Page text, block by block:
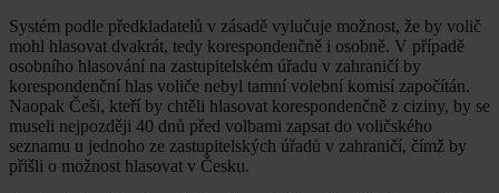
Systém podle předkladatelů v zásadě vylučuje možnost, že by volič
mohl hlasovat dvakrát, tedy korespondenčně i osobně. V případě
osobního hlasování na zastupitelském úřadu v zahraničí by
korespondenční hlas voliče nebyl tamní volební komisí započítán.
Naopak Češi, kteří by chtěli hlasovat korespondenčně z ciziny, by se
museli nejpozději 40 dnů před volbami zapsat do voličského
seznamu u jednoho ze zastupitelských úřadů v zahraničí, čímž by
přišli o možnost hlasovat v Česku.